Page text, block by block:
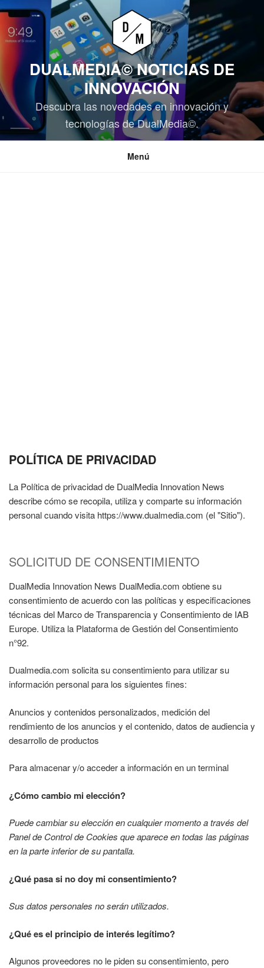
Saltar
contenido
DUALMEDIA© NOTICIAS DE
INNOVACIÓN
Descubra las novedades en innovación y
tecnologías de DualMedia©.
Menú
POLÍTICA DE PRIVACIDAD
La Política de privacidad de DualMedia Innovation News
describe cómo se recopila, utiliza y comparte su información
personal cuando visita https://www.dualmedia.com (el "Sitio").
SOLICITUD DE CONSENTIMIENTO
DualMedia Innovation News DualMedia.com obtiene su
consentimiento de acuerdo con las políticas y especificaciones
técnicas del Marco de Transparencia y Consentimiento de IAB
Europe. Utiliza la Plataforma de Gestión del Consentimiento
n°92.
Dualmedia.com solicita su consentimiento para utilizar su
información personal para los siguientes fines:
Anuncios y contenidos personalizados, medición del
rendimiento de los anuncios y el contenido, datos de audiencia y
desarrollo de productos
Para almacenar y/o acceder a información en un terminal
¿Cómo cambio mi elección?
Puede cambiar su elección en cualquier momento a través del
Panel de Control de Cookies que aparece en todas las páginas
en la parte inferior de su pantalla.
¿Qué pasa si no doy mi consentimiento?
Sus datos personales no serán utilizados.
¿Qué es el principio de interés legítimo?
Algunos proveedores no le piden su consentimiento, pero